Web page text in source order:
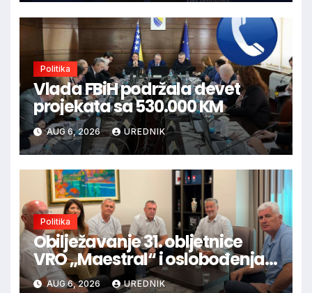
Politika
Vlada FBiH podržala devet
projekata sa 530.000 KM
AUG 6, 2026 UREDNIK
Politika
Obilježavanje 31. obljetnice
VRO „Maestral“ i oslobođenja
Jajca uz pokroviteljstvo HNS-a
AUG 6, 2026 UREDNIK